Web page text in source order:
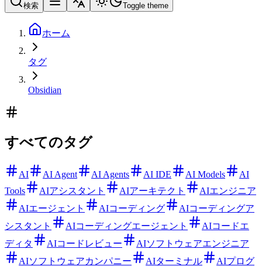
検索 Toggle theme
ホーム
タグ
Obsidian
すべてのタグ
AI AI Agent AI Agents AI IDE AI Models
AI
Tools
AIアシスタント AIアーキテクト
AIエンジニア
AIエージェント
AIコーディング
AIコーディングア
シスタント
AIコーディングエージェント
AIコードエ
ディタ
AIコードレビュー
AIソフトウェアエンジニア
AIソフトウェアカンパニー
AIターミナル
AIプログ